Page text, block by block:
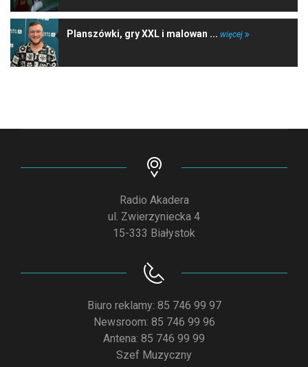
Planszówki, gry XXL i malowan ... więcej
Radio Akadera
ul. Zwierzyniecka 4
15-333 Białystok
Biuro reklamy: 85 746 99 97
Newsroom: 85 746 99 96
Antena: 85 746 99 99
Szef Muzyczny